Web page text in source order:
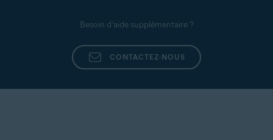
Besoin d’aide supplémentaire ?
CONTACTEZ-NOUS